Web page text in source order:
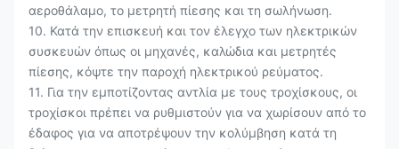
αεροθάλαμο, το μετρητή πίεσης και τη σωλήνωση.
10. Κατά την επισκευή και τον έλεγχο των ηλεκτρικών
συσκευών όπως οι μηχανές, καλώδια και μετρητές
πίεσης, κόψτε την παροχή ηλεκτρικού ρεύματος.
11. Για την εμποτίζοντας αντλία με τους τροχίσκους, οι
τροχίσκοι πρέπει να ρυθμιστούν για να χωρίσουν από το
έδαφος για να αποτρέψουν την κολύμβηση κατά τη